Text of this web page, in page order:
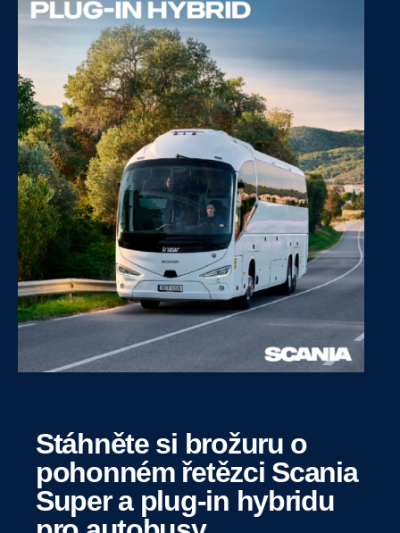
Stáhněte si brožuru o
pohonném řetězci Scania
Super a plug-in hybridu